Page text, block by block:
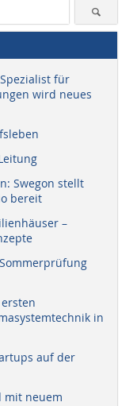
für
wird neues
Swegon stellt
bereit
–
in
auf der
mit neuem